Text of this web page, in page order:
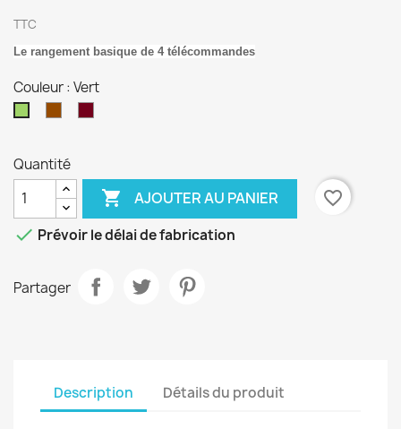
TTC
Le rangement basique de 4 télécommandes
Couleur : Vert
Quantité
 AJOUTER AU PANIER
favorite_border
 Prévoir le délai de fabrication
Partager
Description Détails du produit